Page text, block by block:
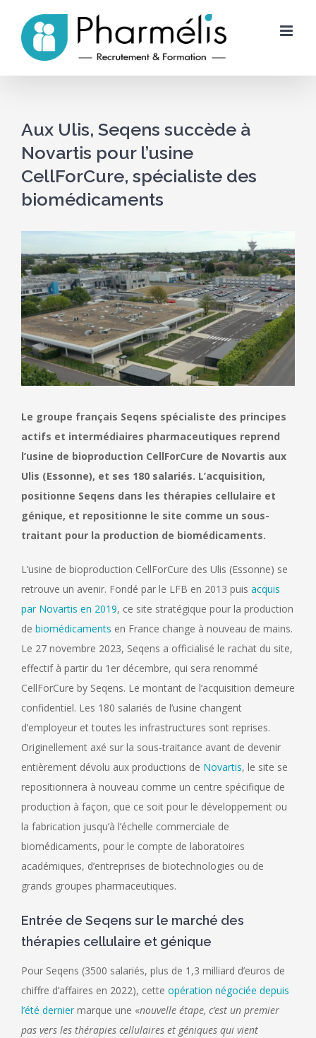
content
Aux Ulis, Seqens succède à
Novartis pour l’usine
CellForCure, spécialiste des
biomédicaments
l'image
agrandie
Le groupe français Seqens spécialiste des principes
actifs et intermédiaires pharmaceutiques reprend
l’usine de bioproduction CellForCure de Novartis aux
Ulis (Essonne), et ses 180 salariés. L’acquisition,
positionne Seqens dans les thérapies cellulaire et
génique, et repositionne le site comme un sous-
traitant pour la production de biomédicaments.
L’usine de bioproduction CellForCure des Ulis (Essonne) se
retrouve un avenir. Fondé par le LFB en 2013 puis acquis
par Novartis en 2019, ce site stratégique pour la production
de biomédicaments en France change à nouveau de mains.
Le 27 novembre 2023, Seqens a officialisé le rachat du site,
effectif à partir du 1er décembre, qui sera renommé
CellForCure by Seqens. Le montant de l’acquisition demeure
confidentiel. Les 180 salariés de l’usine changent
d’employeur et toutes les infrastructures sont reprises.
Originellement axé sur la sous-traitance avant de devenir
entièrement dévolu aux productions de Novartis, le site se
repositionnera à nouveau comme un centre spécifique de
production à façon, que ce soit pour le développement ou
la fabrication jusqu’à l’échelle commerciale de
biomédicaments, pour le compte de laboratoires
académiques, d’entreprises de biotechnologies ou de
grands groupes pharmaceutiques.
Entrée de Seqens sur le marché des
thérapies cellulaire et génique
Pour Seqens (3500 salariés, plus de 1,3 milliard d’euros de
chiffre d’affaires en 2022), cette opération négociée depuis
l’été dernier marque une «nouvelle étape, c’est un premier
pas vers les thérapies cellulaires et géniques qui vient